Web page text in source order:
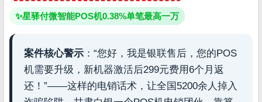
✨星驿付微智能POS机0.38%单笔最高一万
案件核心警示 ：“您好，我是银联售后，您的POS
机需要升级，新机器激活后299元费用6个月返
还！”——这样的电销话术，让全国5200余人掉入